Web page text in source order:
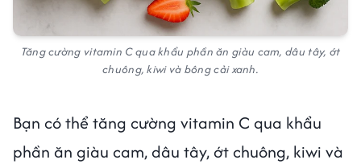
Tăng cường vitamin C qua khẩu phần ăn giàu cam, dâu tây, ớt
chuông, kiwi và bông cải xanh.
Bạn có thể tăng cường vitamin C qua khẩu
phần ăn giàu cam, dâu tây, ớt chuông, kiwi và